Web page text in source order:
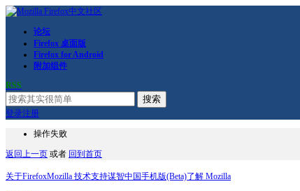
论坛
Firefox 桌面版
Firefox for Android
附加组件
RSS
搜索
登录注册
操作失败
返回上一页 或者 回到首页
关于FirefoxMozilla 技术支持谋智中国手机版(Beta)了解 Mozilla